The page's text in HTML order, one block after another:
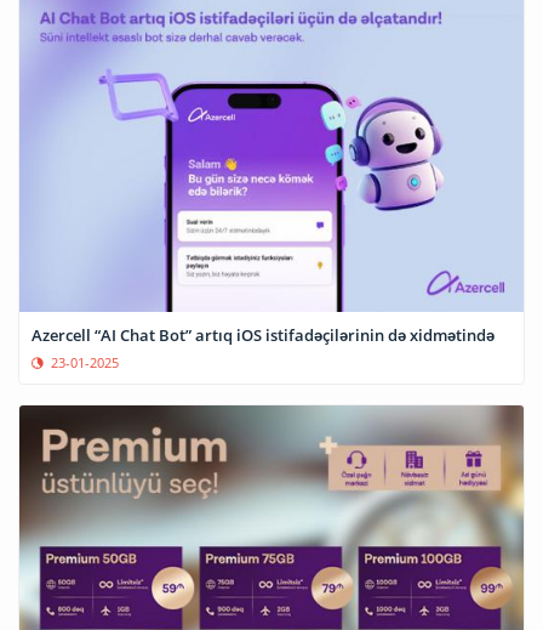
Azercell “AI Chat Bot” artıq iOS istifadəçilərinin də xidmətində
23-01-2025